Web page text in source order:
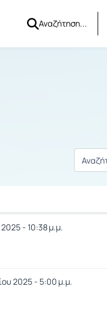
/ Αποτελέσματα
/ Αποτελέσματα
- 10:38 μ.μ.
2025 - 5:00 μ.μ.